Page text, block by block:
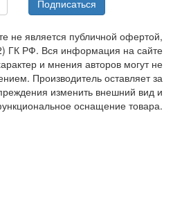
Подписаться
не является публичной офертой,
ГК РФ. Вся информация на сайте
и мнения авторов могут не
Производитель оставляет за
изменить внешний вид и
оснащение товара.